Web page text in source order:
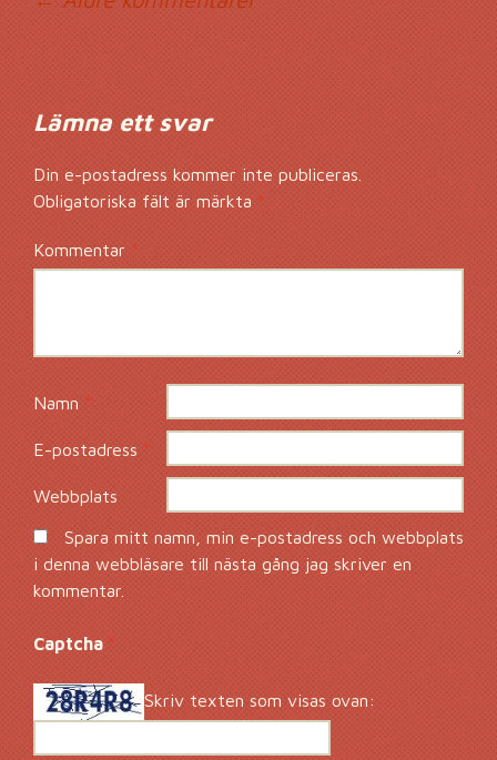
Lämna ett svar
Din e-postadress kommer inte publiceras.
Obligatoriska fält är märkta *
Kommentar*
Namn*
E-postadress*
Webbplats
Spara mitt namn, min e-postadress och webbplats
i denna webbläsare till nästa gång jag skriver en
kommentar.
Captcha *
Skriv texten som visas ovan: